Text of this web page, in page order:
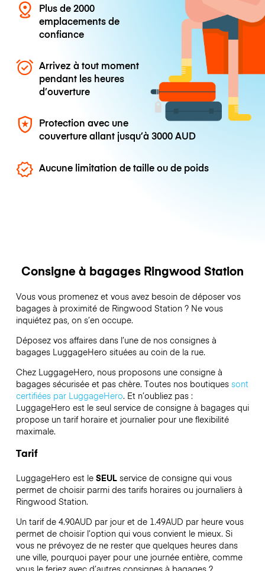
Plus de 2000
emplacements de
confiance
Arrivez à tout moment
pendant les heures
d’ouverture
Protection avec une
couverture allant jusqu’à3000 AUD
Aucune limitation de taille ou de poids
Consigne à bagages Ringwood Station
Vous vous promenez et vous avez besoin de déposer vos
bagages à proximité de Ringwood Station ? Ne vous
inquiétez pas, on s’en occupe.
Déposez vos affaires dans l’une de nos consignes à
bagages LuggageHero situées au coin de la rue.
Chez LuggageHero, nous proposons une consigne à
bagages sécurisée et pas chère. Toutes nos boutiques sont
certifiées par LuggageHero. Et n’oubliez pas :
LuggageHero est le seul service de consigne à bagages qui
propose un tarif horaire et journalier pour une flexibilité
maximale.
Tarif
LuggageHero est le SEULservice de consigne qui vous
permet de choisir parmi des tarifs horaires ou journaliers à
Ringwood Station.
Un tarif de 4.90AUD par jour et de 1.49AUD par heure vous
permet de choisir l’option qui vous convient le mieux. Si
vous ne prévoyez de ne rester que quelques heures dans
une ville, pourquoi payer pour une journée entière, comme
vous le feriez avec d’autres consignes à bagages ?